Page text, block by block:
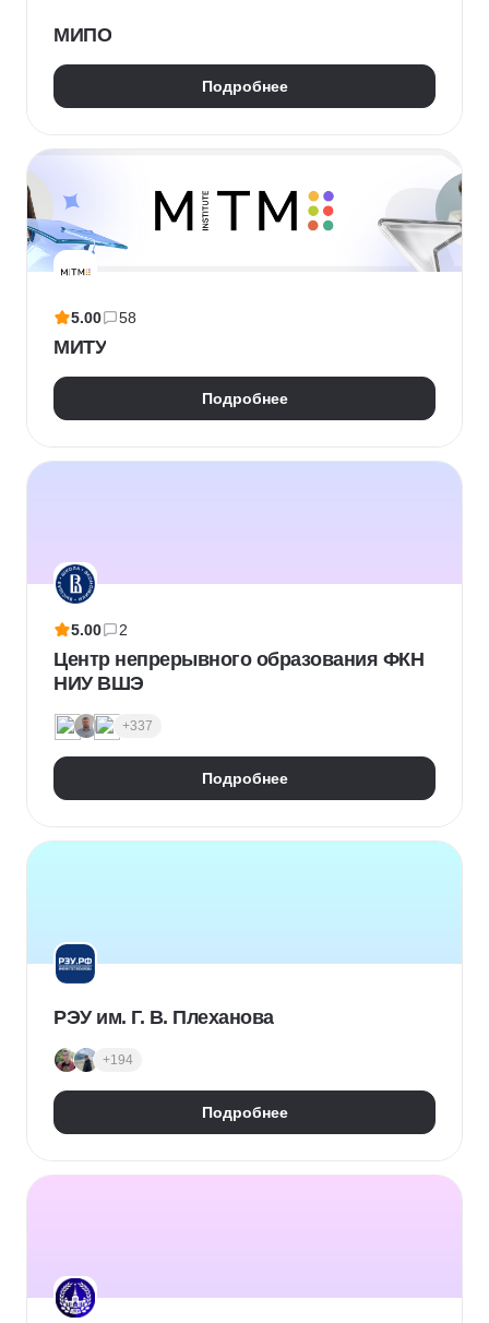
МИПО
Подробнее
5.00 58
МИТУ
Подробнее
5.00 2
Центр непрерывного образования ФКН
НИУ ВШЭ
+337
Подробнее
РЭУ им. Г. В. Плеханова
+194
Подробнее